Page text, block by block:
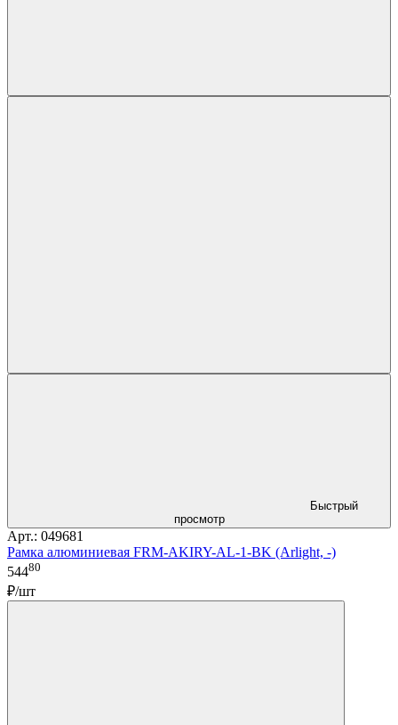
Быстрый
просмотр
Арт.: 049681
Рамка алюминиевая FRM-AKIRY-AL-1-BK (Arlight, -)
54480
₽/шт